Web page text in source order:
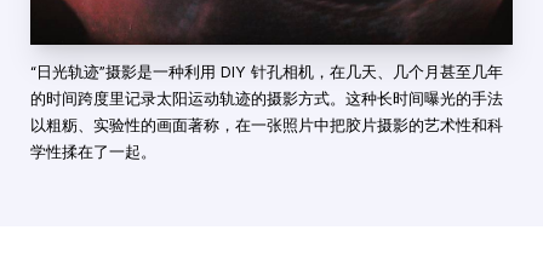
“日光轨迹”摄影是一种利用 DIY 针孔相机，在几天、几个月甚至几年
的时间跨度里记录太阳运动轨迹的摄影方式。这种长时间曝光的手法
以粗粝、实验性的画面著称，在一张照片中把胶片摄影的艺术性和科
学性揉在了一起。